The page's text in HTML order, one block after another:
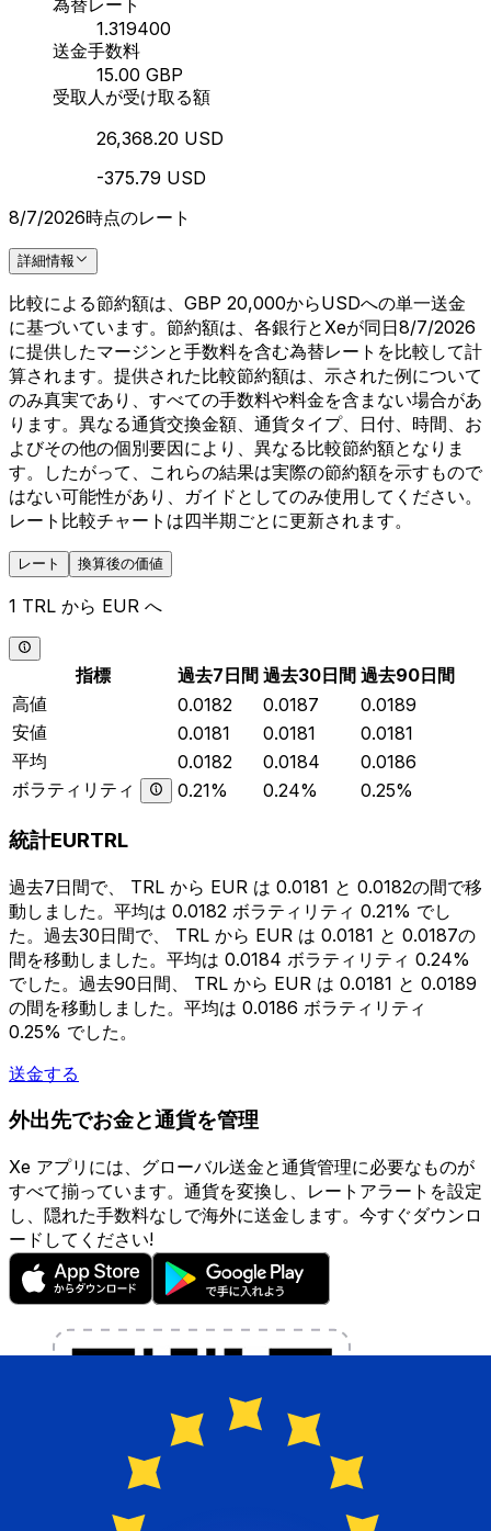
1.319400
送金手数料
15.00 GBP
受取人が受け取る額
26,368.20 USD
-375.79 USD
8/7/2026時点のレート
詳細情報
比較による節約額は、GBP 20,000からUSDへの単一送金
に基づいています。節約額は、各銀行とXeが同日8/7/2026
に提供したマージンと手数料を含む為替レートを比較して計
算されます。提供された比較節約額は、示された例について
のみ真実であり、すべての手数料や料金を含まない場合があ
ります。異なる通貨交換金額、通貨タイプ、日付、時間、お
よびその他の個別要因により、異なる比較節約額となりま
す。したがって、これらの結果は実際の節約額を示すもので
はない可能性があり、ガイドとしてのみ使用してください。
レート比較チャートは四半期ごとに更新されます。
レート 換算後の価値
1 TRL から EUR へ
指標 過去7日間 過去30日間 過去90日間
高値
0.0182 0.0187
0.0189
安値
0.0181 0.0181
0.0181
平均
0.0182 0.0184
0.0186
ボラティリティ
0.21% 0.24% 0.25%
統計EURTRL
過去7日間で、 TRL から EUR は 0.0181 と 0.0182の間で移
動しました。平均は 0.0182 ボラティリティ 0.21% でし
た。過去30日間で、 TRL から EUR は 0.0181 と 0.0187の
間を移動しました。平均は 0.0184 ボラティリティ 0.24%
でした。過去90日間、 TRL から EUR は 0.0181 と 0.0189
の間を移動しました。平均は 0.0186 ボラティリティ
0.25% でした。
送金する
外出先でお金と通貨を管理
Xe アプリには、グローバル送金と通貨管理に必要なものが
すべて揃っています。通貨を変換し、レートアラートを設定
し、隠れた手数料なしで海外に送金します。今すぐダウンロ
ードしてください!